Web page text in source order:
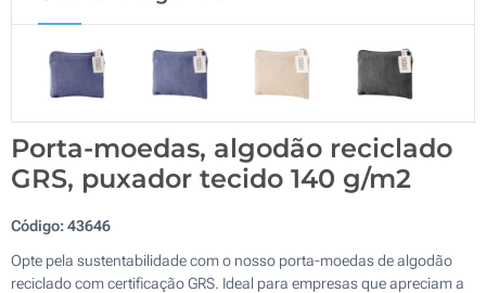
Porta-moedas, algodão reciclado
GRS, puxador tecido 140 g/m2
Código:43646
Opte pela sustentabilidade com o nosso porta-moedas de algodão
reciclado com certificação GRS. Ideal para empresas que apreciam a